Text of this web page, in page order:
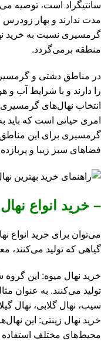
سانتیگراد است، توصیه
مدت ندارند و بهار
گرمسیری نسبت به خرید
منطقه برمی‌گردد.
در مناطق دشتی و
را دارند و با شرایط آب و
انتخاب نهال‌های گرمسیری
امری حیاتی است که باید
گرمسیری برای این مناطق
فضاهای سبز زیبا و
– خرید انواع نهال
می‌توان برای خرید انواع
گیاهی که تولید می‌کنند،
خرید نهال میوه: این
تولید می‌کنند. به عنوان
سیب، نهال گلابی، نهال
خرید نهال زینتی: این
محیط‌های مختلف استفاده